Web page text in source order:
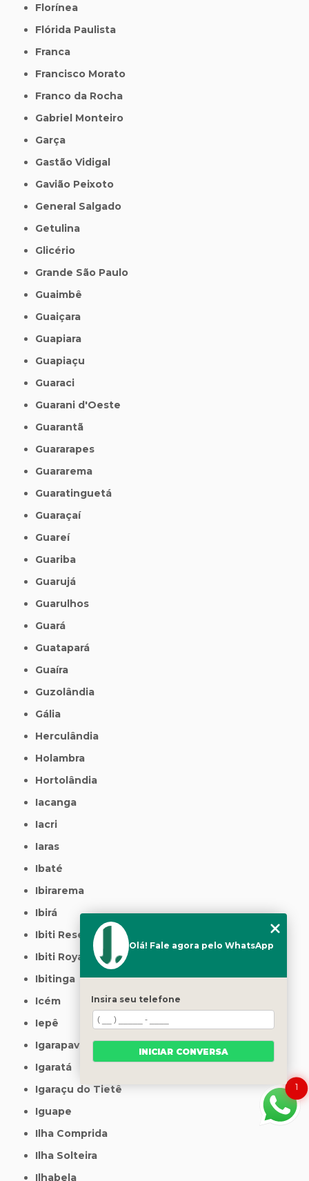
Florínea
Flórida Paulista
Franca
Francisco Morato
Franco da Rocha
Gabriel Monteiro
Garça
Gastão Vidigal
Gavião Peixoto
General Salgado
Getulina
Glicério
Grande São Paulo
Guaimbê
Guaiçara
Guapiara
Guapiaçu
Guaraci
Guarani d'Oeste
Guarantã
Guararapes
Guararema
Guaratinguetá
Guaraçaí
Guareí
Guariba
Guarujá
Guarulhos
Guará
Guatapará
Guaíra
Guzolândia
Gália
Herculândia
Holambra
Hortolândia
Iacanga
Iacri
Iaras
Ibaté
Ibirarema
Ibirá
Ibiti Reserva
Ibiti Royal
Ibitinga
Icém
Iepê
Igarapava
Igaratá
Igaraçu do Tietê
Iguape
Ilha Comprida
Ilha Solteira
Ilhabela
1
Olá! Fale agora pelo WhatsApp
Insira seu telefone
INICIAR CONVERSA